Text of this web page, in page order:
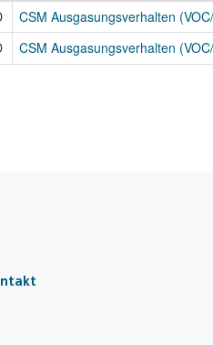
CSM Ausgasungsverhalten
CSM Ausgasungsverhalten